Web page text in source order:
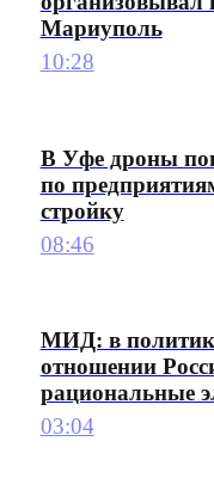
Мариуполь
10:28
В Уфе дроны
по
стройку
08:46
МИД: в
отношении
рациональные
03:04